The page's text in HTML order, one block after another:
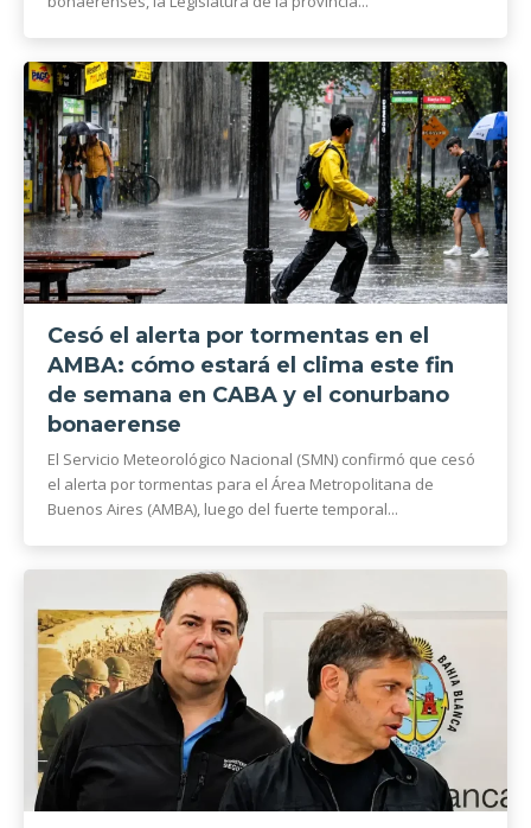
Cesó el alerta por tormentas en el
AMBA: cómo estará el clima este fin
de semana en CABA y el conurbano
bonaerense
El Servicio Meteorológico Nacional (SMN) confirmó que cesó
el alerta por tormentas para el Área Metropolitana de
Buenos Aires (AMBA), luego del fuerte temporal...